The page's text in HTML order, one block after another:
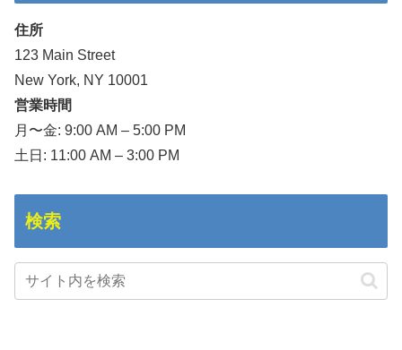
住所
123 Main Street
New York, NY 10001
営業時間
月〜金: 9:00 AM – 5:00 PM
土日: 11:00 AM – 3:00 PM
検索